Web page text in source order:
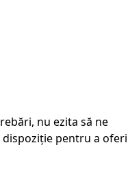
nu ezita să ne
pentru a oferi